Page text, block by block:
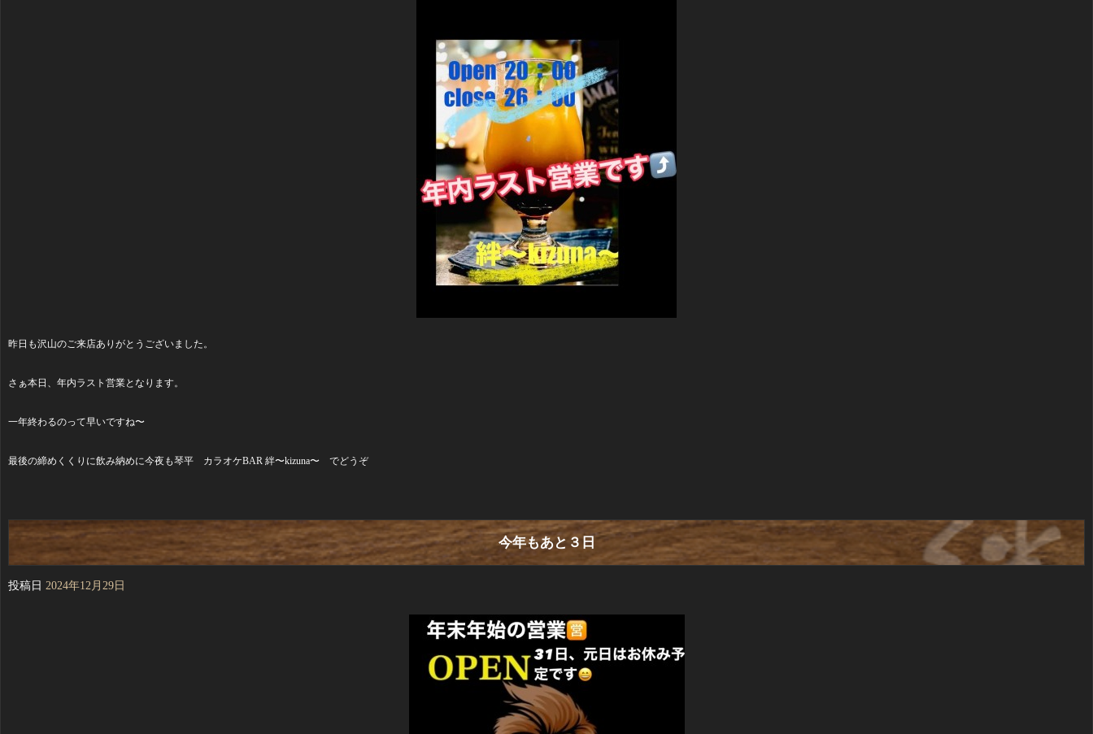
昨日も沢山のご来店ありがとうございました。
さぁ本日、年内ラスト営業となります。
一年終わるのって早いですね〜
最後の締めくくりに飲み納めに今夜も琴平 カラオケBAR 絆〜kizuna〜 でどうぞ
今年もあと３日
投稿日 2024年12月29日